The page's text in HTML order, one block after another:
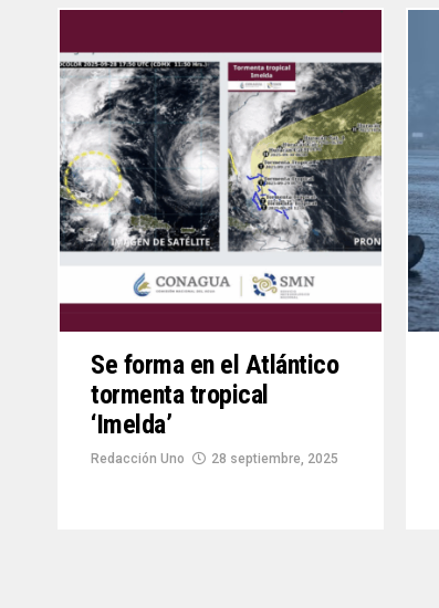
Se forma en el Atlántico
tormenta tropical
‘Imelda’
Redacción Uno 28 septiembre, 2025